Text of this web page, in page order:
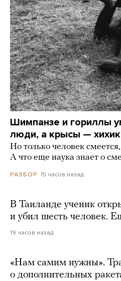
Шимпанзе и гориллы
люди, а крысы —
Но только человек
А что еще наука знает о
РАЗБОР 15 часов назад
В Таиланде ученик
и убил шесть человек.
19 часов назад
«Нам самим нужны».
о дополнительных